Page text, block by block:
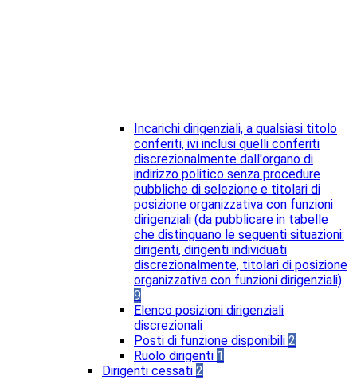
Incarichi dirigenziali, a qualsiasi titolo
conferiti, ivi inclusi quelli conferiti
discrezionalmente dall'organo di
indirizzo politico senza procedure
pubbliche di selezione e titolari di
posizione organizzativa con funzioni
dirigenziali (da pubblicare in tabelle
che distinguano le seguenti situazioni:
dirigenti, dirigenti individuati
discrezionalmente, titolari di posizione
organizzativa con funzioni dirigenziali)
9
Elenco posizioni dirigenziali
discrezionali
Posti di funzione disponibili 2
Ruolo dirigenti 1
Dirigenti cessati 2